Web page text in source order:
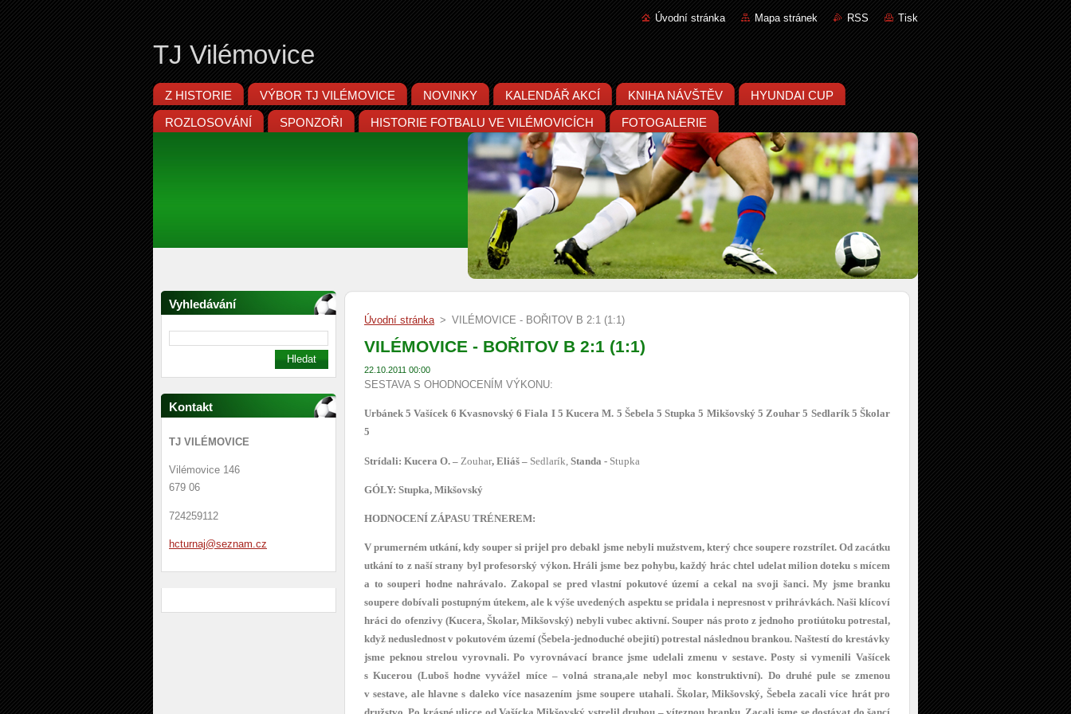
Úvodní stránka Mapa stránek RSS Tisk
TJ Vilémovice
Z HISTORIE VÝBOR TJ VILÉMOVICE NOVINKY KALENDÁŘ AKCÍ KNIHA NÁVŠTĚV HYUNDAI CUP
ROZLOSOVÁNÍ SPONZOŘI HISTORIE FOTBALU VE VILÉMOVICÍCH FOTOGALERIE
Vyhledávání
Kontakt
TJ VILÉMOVICE
Vilémovice 146
679 06
724259112
hcturnaj@seznam. cz
Úvodní stránka > VILÉMOVICE - BOŘITOV B 2:1 (1:1)
VILÉMOVICE - BOŘITOV B 2:1 (1:1)
22.10.2011 00:00
SESTAVA S OHODNOCENÍM VÝKONU:
Urbánek 5Vašícek 6 Kvasnovský 6Fiala I 5Kucera M. 5 Šebela 5Stupka 5 Mikšovský 5 Zouhar 5 Sedlarík 5Školar
5
Strídali: Kucera O. – Zouhar, Eliáš – Sedlarík, Standa - Stupka
GÓLY: Stupka, Mikšovský
HODNOCENÍ ZÁPASU TRÉNEREM:
V prumerném utkání, kdy souper si prijel pro debakl jsme nebyli mužstvem, který chce soupere rozstrílet. Od zacátku
utkání to z naší strany byl profesorský výkon. Hráli jsme bez pohybu, každý hrác chtel udelat milion doteku s mícem
a to souperi hodne nahrávalo. Zakopal se pred vlastní pokutové území a cekal na svoji šanci. My jsme branku
soupere dobívali postupným útekem, ale k výše uvedených aspektu se pridala i nepresnost v prihrávkách. Naši klícoví
hráci do ofenzivy (Kucera, Školar, Mikšovský) nebyli vubec aktivní. Souper nás proto z jednoho protiútoku potrestal,
když neduslednost v pokutovém území (Šebela-jednoduché obejití) potrestal následnou brankou. Naštestí do krestávky
jsme peknou strelou vyrovnali. Po vyrovnávací brance jsme udelali zmenu v sestave. Posty si vymenili Vašícek
s Kucerou (Luboš hodne vyvážel míce – volná strana,ale nebyl moc konstruktivní). Do druhé pule se zmenou
v sestave, ale hlavne s daleko více nasazením jsme soupere utahali. Školar, Mikšovský, Šebela zacali více hrát pro